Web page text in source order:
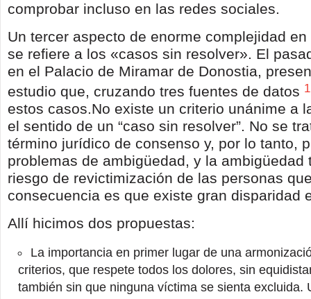
comprobar incluso en las redes sociales.
Un tercer aspecto de enorme complejidad
se refiere a los «casos sin resolver». El
en el Palacio de Miramar de Donostia,
estudio que, cruzando tres fuentes de datos 1
estos casos.No existe un criterio unánime a
el sentido de un “caso sin resolver”. No se
término jurídico de consenso y, por lo tanto,
problemas de ambigüedad, y la ambigüedad
riesgo de revictimización de las personas
consecuencia es que existe gran disparidad
Allí hicimos dos propuestas:
La importancia en primer lugar de una
criterios, que respete todos los dolores, sin
también sin que ninguna víctima se sienta excluida.